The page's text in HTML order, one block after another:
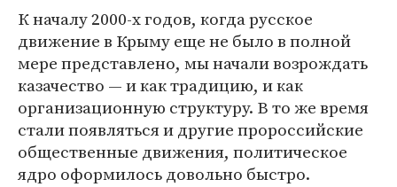
К началу 2000-х годов, когда русское
движение в Крыму еще не было в полной
мере представлено, мы начали возрождать
казачество — и как традицию, и как
организационную структуру. В то же время
стали появляться и другие пророссийские
общественные движения, политическое
ядро оформилось довольно быстро.